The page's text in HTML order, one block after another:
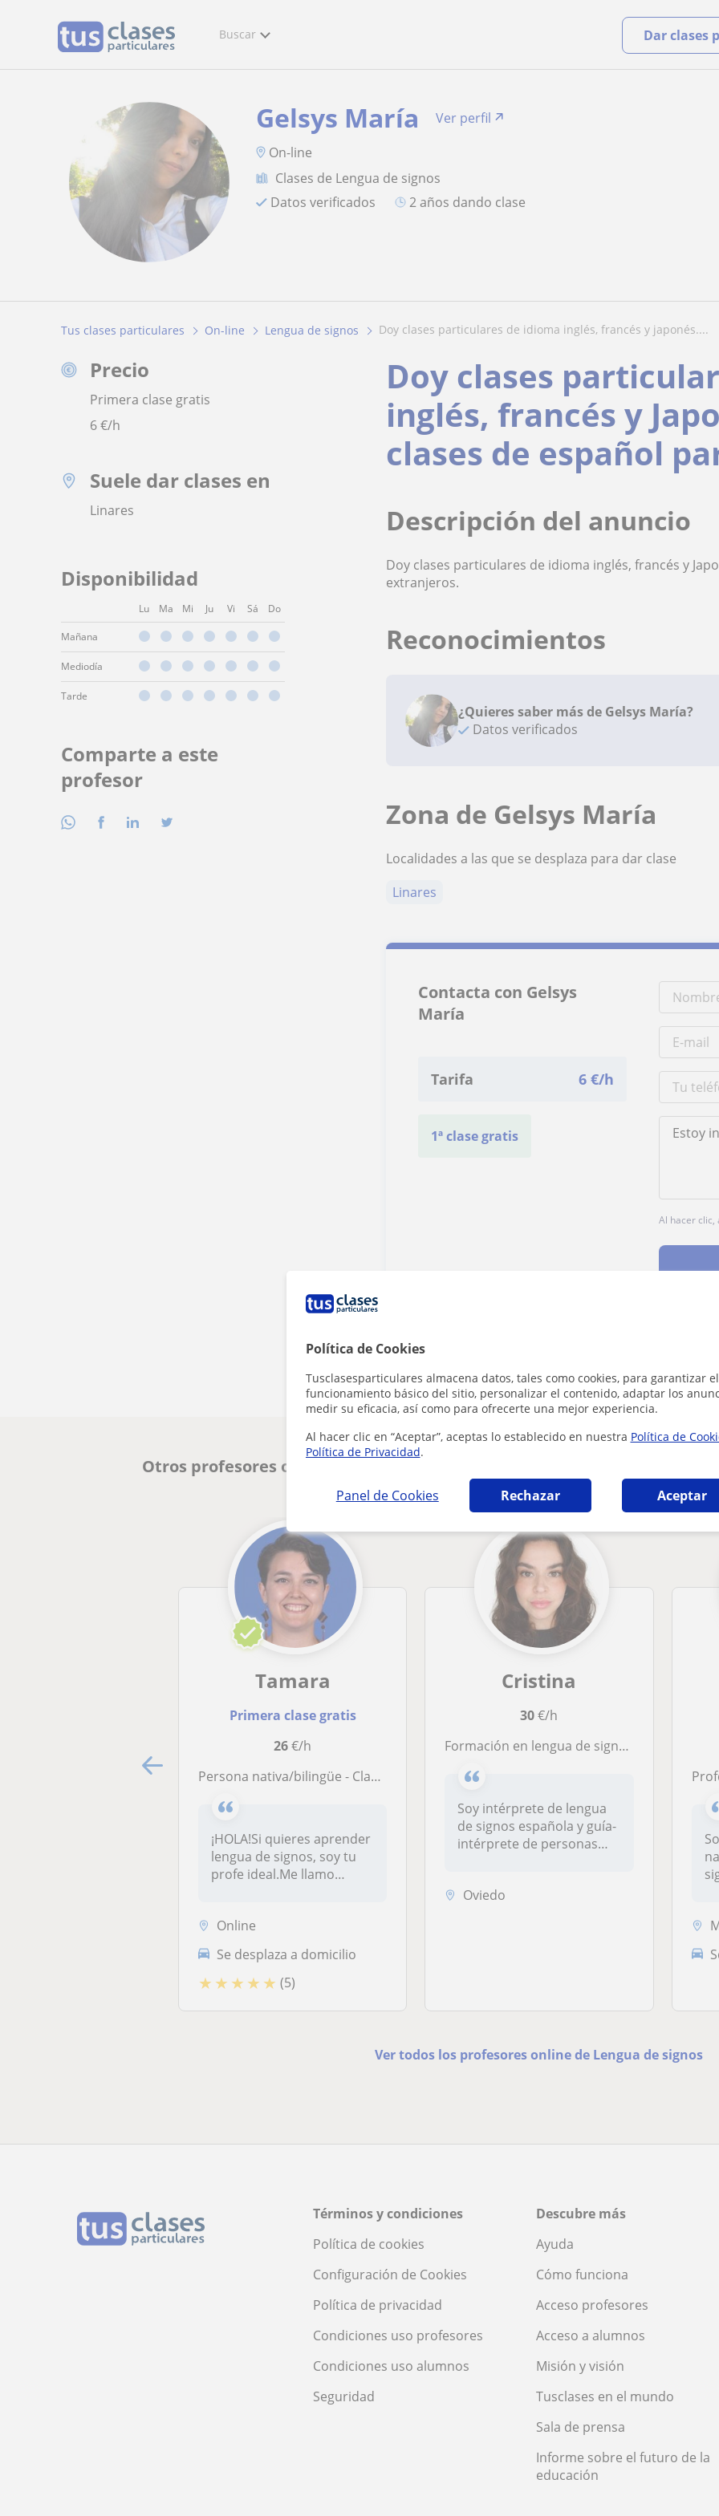
Política de Cookies
Tusclasesparticulares almacena datos, tales como cookies, para garantizar el
funcionamiento básico del sitio, personalizar el contenido, adaptar los
medir su eficacia, así como para ofrecerte una mejor experiencia.
Al hacer clic en “Aceptar”, aceptas lo establecido en nuestra Política de
Política de Privacidad.
Panel de Cookies Rechazar Aceptar
Buscar Dar clases
Gelsys María
Ver perfil
On-line
Clases de Lengua de signos
Datos verificados
2 años dando clase
Tus clases particulares On-line Lengua de signos doy clases particulares de idioma inglés, francés y japonés....
Precio
Primera clase gratis
6€/h
Suele dar clases en
Linares
Disponibilidad
Lu Ma Mi Ju Vi Sá Do
Mañana
Mediodía
Tarde
Comparte a este
profesor
Doy clases
inglés, francés y
clases de español
Descripción del anuncio
Doy clases particulares de idioma inglés, francés y
extranjeros.
Reconocimientos
¿Quieres saber más de Gelsys María?
Datos verificados
Zona de Gelsys María
Localidades a las que se desplaza para dar clase
Linares
Contacta con Gelsys
María
Tarifa 6 €/h
1ª clase gratis
Al hacer
¿Hay algún error en este perfil?
Otros profesores online de Lengua de signos que pueden interesarte
Tamara
Primera clase gratis
26€/h
Persona nativa/bilingüe - Clases online Lengua de Signos española
¡HOLA!Si quieres aprender
lengua de signos, soy tu
profe ideal.Me llamo
Online
Se desplaza a domicilio
★ ★ ★ ★ ★ (5)
Cristina
30€/h
Formación en lengua de signos para empresas y equipos de atención al público
Soy intérprete de lengua
de signos española y guía-
intérprete de personas
Oviedo
Ver todos los profesores online de Lengua de signos
Términos y condiciones
Política de cookies
Configuración de Cookies
Política de privacidad
Condiciones uso profesores
Condiciones uso alumnos
Seguridad
Descubre más
Ayuda
Cómo funciona
Acceso profesores
Acceso a alumnos
Misión y visión
Tusclases en el mundo
Sala de prensa
Informe sobre el futuro de la
educación